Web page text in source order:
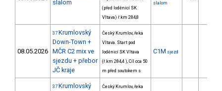
slalom
(před loděnicí SK
Vltava) ř.km 284,8
slalom
08.05.2026
37 Krumlovský
Down-Town +
MČR C2 mix ve
sjezdu + přebor
JČ kraje
Český Krumlov, řeka
Vltava. Start pod
loděnicí SK Vltava
(ř.km 284,4 ), Cíl cca 50
m před soutokem s
C1M sjezd
37 Krumlovský
Český Krumlov, řeka